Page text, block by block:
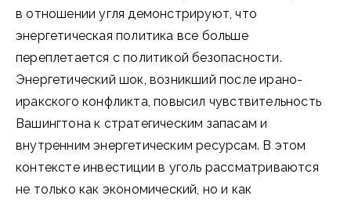
в отношении угля демонстрируют, что
энергетическая политика все больше
переплетается с политикой безопасности.
Энергетический шок, возникший после ирано-
иракского конфликта, повысил чувствительность
Вашингтона к стратегическим запасам и
внутренним энергетическим ресурсам. В этом
контексте инвестиции в уголь рассматриваются
не только как экономический, но и как